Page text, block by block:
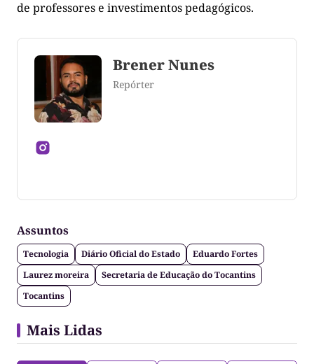
de professores e investimentos pedagógicos.
Brener Nunes
Repórter
Tocantins
Assuntos
Tecnologia Diário Oficial do Estado
Eduardo Fortes
Laurez moreira
Secretaria de Educação do Tocantins
Tocantins
Mais Lidas